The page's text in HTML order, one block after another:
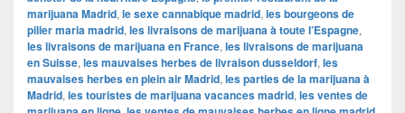
marijuana Madrid, le sexe cannabique madrid, les bourgeons de
pilier maria madrid, les livraisons de marijuana à toute l’Espagne,
les livraisons de marijuana en France, les livraisons de marijuana
en Suisse, les mauvaises herbes de livraison dusseldorf, les
mauvaises herbes en plein air Madrid, les parties de la marijuana à
Madrid, les touristes de marijuana vacances madrid, les ventes de